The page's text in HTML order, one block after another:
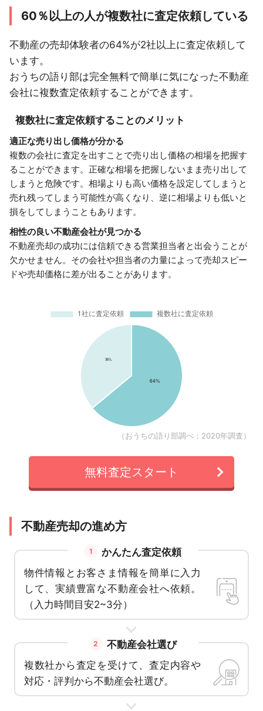
60％以上の人が複数社に査定依頼している
不動産の売却体験者の64%が2社以上に査定依頼して
います。
おうちの語り部は完全無料で簡単に気になった不動産
会社に複数査定依頼することができます。
複数社に査定依頼することのメリット
適正な売り出し価格が分かる
複数の会社に査定を出すことで売り出し価格の相場を把握す
ることができます。正確な相場を把握しないまま売り出して
しまうと危険です。相場よりも高い価格を設定してしまうと
売れ残ってしまう可能性が高くなり、逆に相場よりも低いと
損をしてしまうこともあります。
相性の良い不動産会社が見つかる
不動産売却の成功には信頼できる営業担当者と出会うことが
欠かせません。その会社や担当者の力量によって売却スピー
ドや売却価格に差が出ることがあります。
（おうちの語り部調べ：2020年調査）
無料査定スタート
不動産売却の進め方
1
かんたん査定依頼
物件情報とお客さま情報を簡単に入力
して、実績豊富な不動産会社へ依頼。
（入力時間目安2~3分）
2
不動産会社選び
複数社から査定を受けて、査定内容や
対応・評判から不動産会社選び。